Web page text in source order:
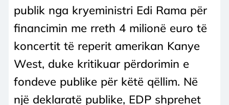
publik nga kryeministri Edi Rama për
financimin me rreth 4 milionë euro të
koncertit të reperit amerikan Kanye
West, duke kritikuar përdorimin e
fondeve publike për këtë qëllim. Në
një deklaratë publike, EDP shprehet